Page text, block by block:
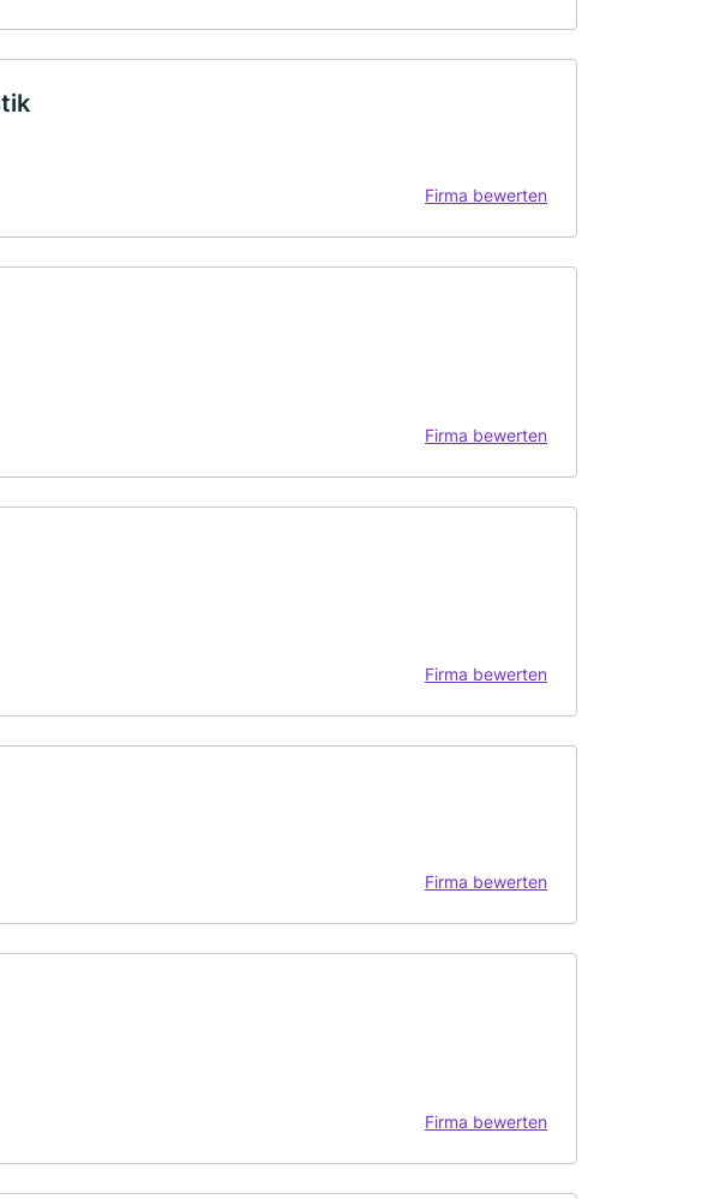
Firma bewerten
Firma bewerten
Firma bewerten
Firma bewerten
Firma bewerten